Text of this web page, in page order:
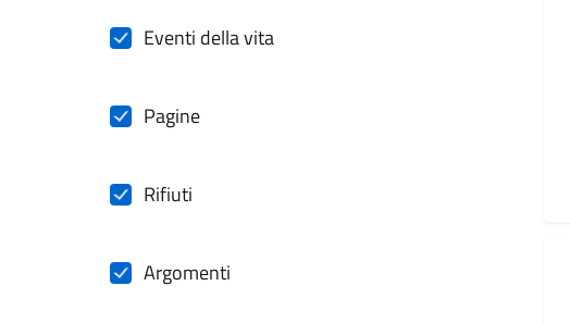
Eventi della vita
Pagine
Rifiuti
Argomenti